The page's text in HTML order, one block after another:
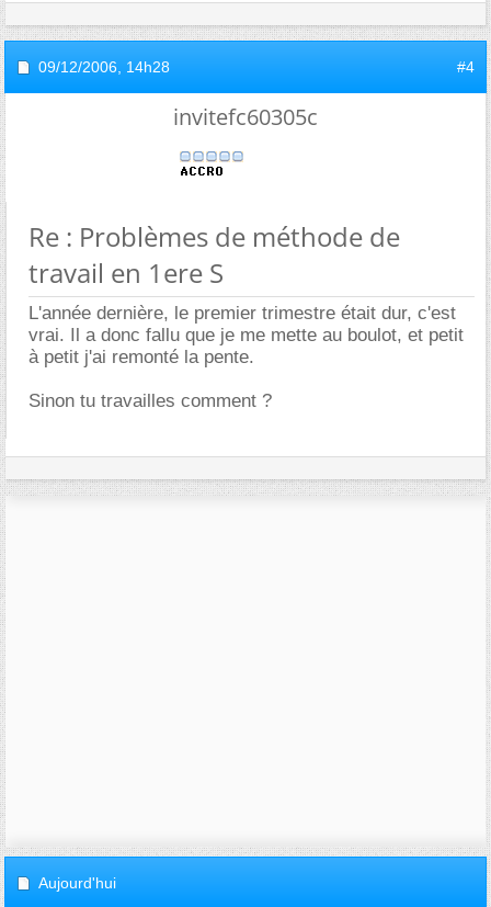
09/12/2006, 14h28 #4
invitefc60305c
Re : Problèmes de méthode de
travail en 1ere S
L'année dernière, le premier trimestre était dur, c'est
vrai. Il a donc fallu que je me mette au boulot, et petit
à petit j'ai remonté la pente.
Sinon tu travailles comment ?
Aujourd'hui